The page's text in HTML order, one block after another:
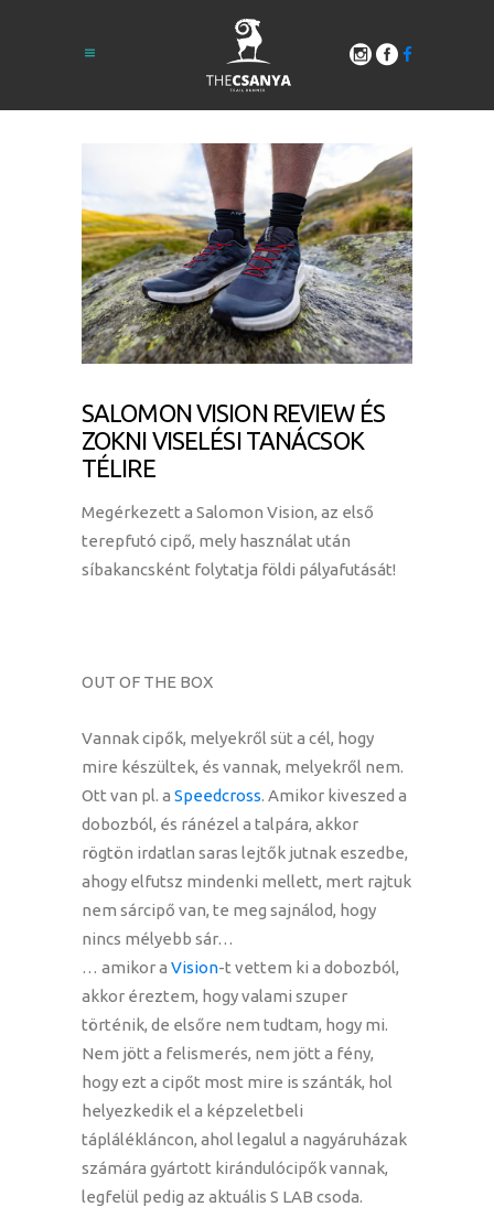
SALOMON VISION REVIEW ÉS
ZOKNI VISELÉSI TANÁCSOK
TÉLIRE
Megérkezett a Salomon Vision, az első
terepfutó cipő, mely használat után
síbakancsként folytatja földi pályafutását!
OUT OF THE BOX
Vannak cipők, melyekről süt a cél, hogy
mire készültek, és vannak, melyekről nem.
Ott van pl. a Speedcross. Amikor kiveszed a
dobozból, és ránézel a talpára, akkor
rögtön irdatlan saras lejtők jutnak eszedbe,
ahogy elfutsz mindenki mellett, mert rajtuk
nem sárcipő van, te meg sajnálod, hogy
nincs mélyebb sár…
… amikor a Vision-t vettem ki a dobozból,
akkor éreztem, hogy valami szuper
történik, de elsőre nem tudtam, hogy mi.
Nem jött a felismerés, nem jött a fény,
hogy ezt a cipőt most mire is szánták, hol
helyezkedik el a képzeletbeli
táplálékláncon, ahol legalul a nagyáruházak
számára gyártott kirándulócipők vannak,
legfelül pedig az aktuális S LAB csoda.